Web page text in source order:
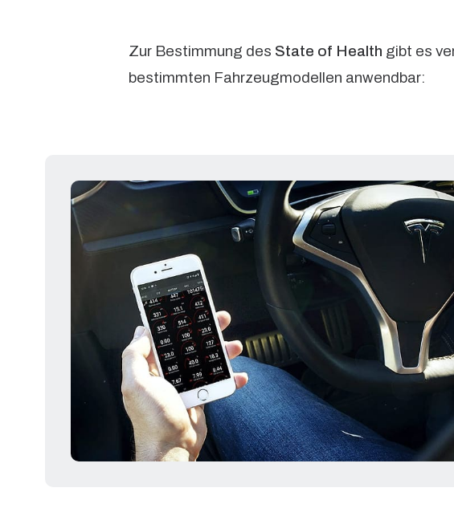
Zur Bestimmung des State of Health gibt es
bestimmten Fahrzeugmodellen anwendbar: